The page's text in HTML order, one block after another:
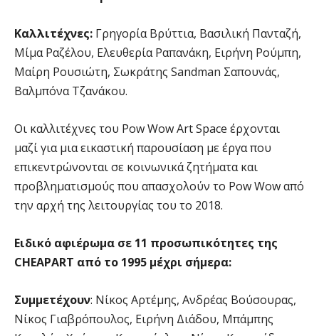
Καλλιτέχνες: Γρηγορία Βρύττια, Βασιλική Πανταζή,
Μίμα Ραζέλου, Ελευθερία Ραπανάκη, Ειρήνη Ρούμπη,
Μαίρη Ρουσιώτη, Σωκράτης Sandman Σαπουνάς,
Βαλμπόνα Τζανάκου.
Οι καλλιτέχνες του Pow Wow Art Space έρχονται
μαζί για μια εικαστική παρουσίαση με έργα που
επικεντρώνονται σε κοινωνικά ζητήματα και
προβληματισμούς που απασχολούν το Pow Wow από
την αρχή της λειτουργίας του το 2018.
Ειδικό αφιέρωμα σε 11 προσωπικότητες της
CHEAPART από το 1995 μέχρι σήμερα:
Συμμετέχουν: Νίκος Αρτέμης, Ανδρέας Βούσουρας,
Νίκος Γιαβρόπουλος, Ειρήνη Διάδου, Μπάμπης